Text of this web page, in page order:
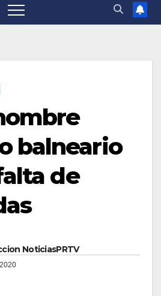
balneario
de
NoticiasPRTV